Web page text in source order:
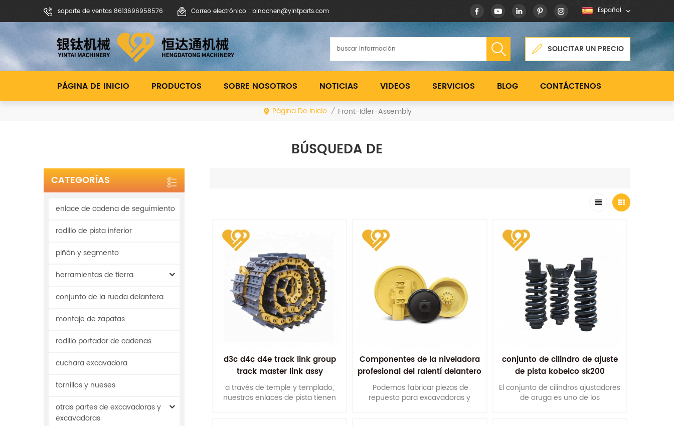
soporte de ventas 8613696958576 Correo electrónico : binochen@yintparts.com Español
SOLICITAR UN PRECIO
PÁGINA DE INICIO PRODUCTOS SOBRE NOSOTROS NOTICIAS VIDEOS SERVICIOS BLOG CONTÁCTENOS
Página De Inicio / Front-Idler-Assembly
BÚSQUEDA DE
CATEGORÍAS
enlace de cadena de seguimiento
rodillo de pista inferior
piñón y segmento
herramientas de tierra
conjunto de la rueda delantera
montaje de zapatas
rodillo portador de cadenas
cuchara excavadora
tornillos y nueses
otras partes de excavadoras y
excavadoras
d3c d4c d4e track link group
track master link assy
a través de temple y templado,
nuestros enlaces de pista tienen
Componentes de la niveladora
profesional del ralentí delantero
d85
Podemos fabricar piezas de
repuesto para excavadoras y
conjunto de cilindro de ajuste
de pista kobelco sk200
El conjunto de cilindros ajustadores
de oruga es uno de los